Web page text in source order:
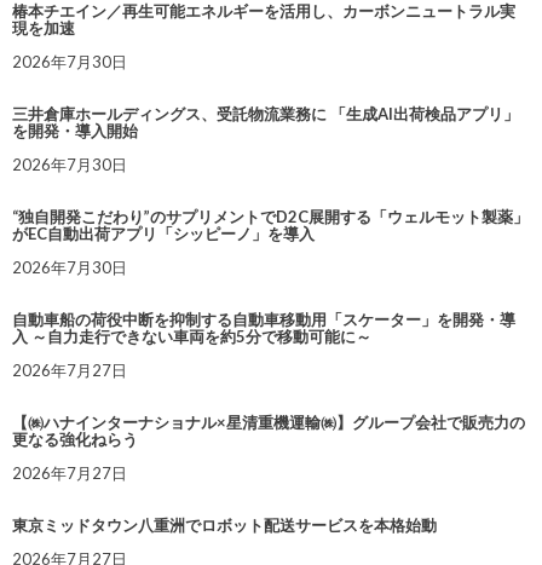
椿本チエイン／再生可能エネルギーを活用し、カーボンニュートラル実
現を加速
2026年7月30日
三井倉庫ホールディングス、受託物流業務に 「生成AI出荷検品アプリ」
を開発・導入開始
2026年7月30日
“独自開発こだわり”のサプリメントでD2C展開する「ウェルモット製薬」
がEC自動出荷アプリ「シッピーノ」を導入
2026年7月30日
自動車船の荷役中断を抑制する自動車移動用「スケーター」を開発・導
入 ～自力走行できない車両を約5分で移動可能に～
2026年7月27日
【㈱ハナインターナショナル×星清重機運輸㈱】グループ会社で販売力の
更なる強化ねらう
2026年7月27日
東京ミッドタウン八重洲でロボット配送サービスを本格始動
2026年7月27日